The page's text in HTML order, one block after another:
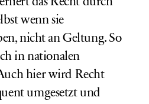
das Recht durch
wenn sie
nicht an Geltung. So
in nationalen
hier wird Recht
umgesetzt und